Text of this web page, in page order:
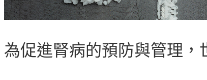
為促進腎病的預防與管理